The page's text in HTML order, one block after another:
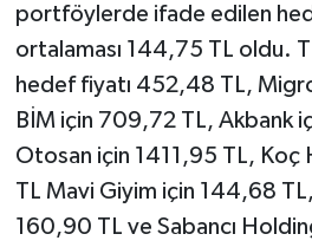
portföylerde ifade edilen
ortalaması 144,75 TL oldu.
hedef fiyatı 452,48 TL,
BİM için 709,72 TL, Akbank
Otosan için 1411,95 TL,
TL Mavi Giyim için 144,68
160,90 TL ve Sabancı